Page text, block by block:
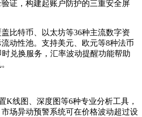
证，构建起账户防护的三重安全屏
比特币、以太坊等36种主流数字资
动性池。支持美元、欧元等8种法币
兑换服务，汇率波动提醒功能帮助
K线图、深度图等6种专业分析工具，
场异动预警系统可在价格波动超过设